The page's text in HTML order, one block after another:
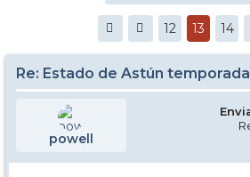
12 13 14
Re: Estado de Astún
powell